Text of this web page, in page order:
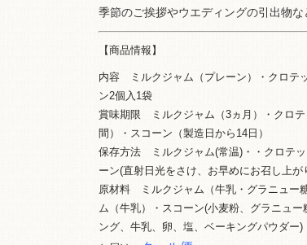
季節のご挨拶やウエディングの引出物な
【商品情報】
内容 ミルクジャム（プレーン）・クロテ
ン2個入1袋
賞味期限 ミルクジャム（3ヵ月）・クロテ
間）・スコーン（製造日から14日）
保存方法 ミルクジャム(常温)・・クロテッ
ーン(直射日光をさけ、お早めにお召し上が
原材料 ミルクジャム（牛乳・グラニュー
ム（牛乳）・スコーン(小麦粉、グラニュー
ング、牛乳、卵、塩、ベーキングパウダー)